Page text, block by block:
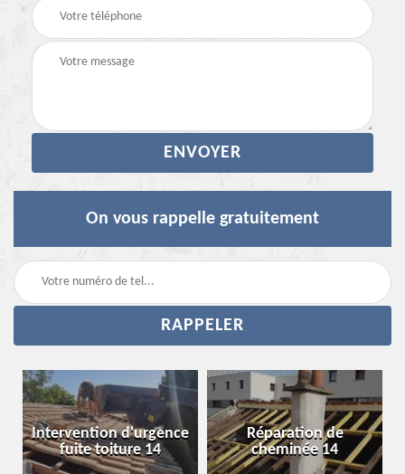
On vous rappelle gratuitement
Intervention d'urgence
fuite toiture 14
Réparation de
cheminée 14